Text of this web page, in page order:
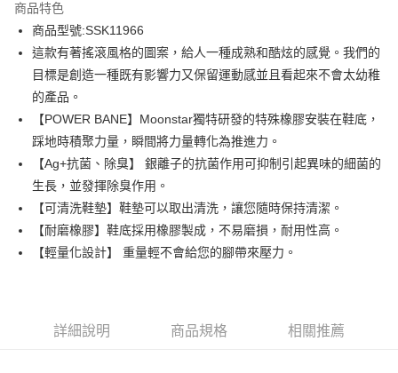
合作金庫商業銀行
華南商業銀行
上海商業儲蓄銀行
台北富邦商業銀行
國泰世華商業銀行
兆豐國際商業銀行
臺灣中小企業銀行
華泰商業銀行
聯邦商業銀行
遠東國際商業銀行
元大商業銀行
永豐商業銀行
玉山商業銀行
星展（台灣）商業銀行
台新國際商業銀行
台灣樂天信用卡公司
6 期 0 利率 每期
華南商業銀行
彰化商業銀行
上海商業儲蓄銀行
台北富邦商業銀行
國泰世華商業銀行
臺灣中小企業銀行
台中商業銀行
匯豐（台灣）商業銀行
華泰商業銀行
聯邦商業銀行
遠東國際商業銀行
元大商業銀行
永豐商業銀行
玉山商業銀行
台新國際商業銀行
中國信託商業銀行
台灣樂天信用卡公司
12 期 0 利率 每期
合作金庫商業銀行
第一商業銀行
上海商業儲蓄銀行
國泰世華商業銀行
兆豐國際商業銀行
臺灣中小企業銀行
台中商業銀行
匯豐（台灣）商業銀行
華泰商業銀行
聯邦商業銀行
元大商業銀行
永豐商業銀行
玉山商業銀行
星展（台灣）商業銀行
台新國際商業銀行
中國信託商業銀行
台灣樂天信用卡公司
LINE Pay
Apple Pay
街口支付
悠遊付
Google Pay
全盈+PAY
AFTEE先享後付是「在收到商品之後才付款」的支付方式。 讓您購物簡單
ATM付款
商品特色
商品型號:SSK11966
這款有著搖滾風格的圖案，給人一種成熟和酷炫的感覺。我們的
目標是創造一種既有影響力又保留運動感並且看起來不會太幼稚
的產品。
【POWER BANE】Moonstar獨特研發的特殊橡膠安裝在鞋底，
踩地時積聚力量，瞬間將力量轉化為推進力。
【Ag+抗菌、除臭】 銀離子的抗菌作用可抑制引起異味的細菌的
生長，並發揮除臭作用。
【可清洗鞋墊】鞋墊可以取出清洗，讓您隨時保持清潔。
【耐磨橡膠】鞋底採用橡膠製成，不易磨損，耐用性高。
【輕量化設計】 重量輕不會給您的腳帶來壓力。
詳細說明 商品規格 相關推薦